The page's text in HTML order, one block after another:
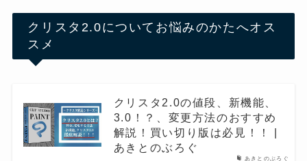
クリスタ2.0についてお悩みのかたへオス
スメ
あきとのぶろぐ
クリスタ2.0の値段、新機能、
3.0！？、変更方法のおすすめ
解説！買い切り版は必見！！ |
あきとのぶろぐ